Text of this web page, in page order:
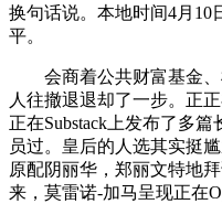
换句话说。本地时间4月10
平。
会商着公共财富基金、
人往撤退退却了一步。正
正在Substack上发布了多
员过。皇后的人选其实挺
原配阴丽华，郑丽文特地
来，莫雷诺-加马呈现正在